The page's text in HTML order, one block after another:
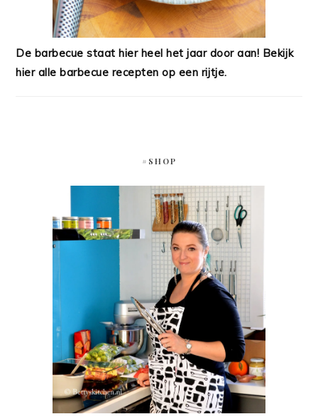
De barbecue staat hier heel het jaar door aan! Bekijk
hier alle barbecue recepten op een rijtje.
#SHOP